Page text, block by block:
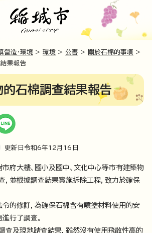
營造・環境 > 環境 > 公害 > 關於石棉的事項 >
果報告
石棉調查結果報告
更新日令和6年12月 16 日
府大樓、國小及國中、文化中心等市有建築物
，並根據調查結果實施拆除工程，致力於確保
令的修訂，為確保石棉含有噴塗材料使用的安
行了調查。
查及現地踏查結果，雖然沒有使用飛散性高的